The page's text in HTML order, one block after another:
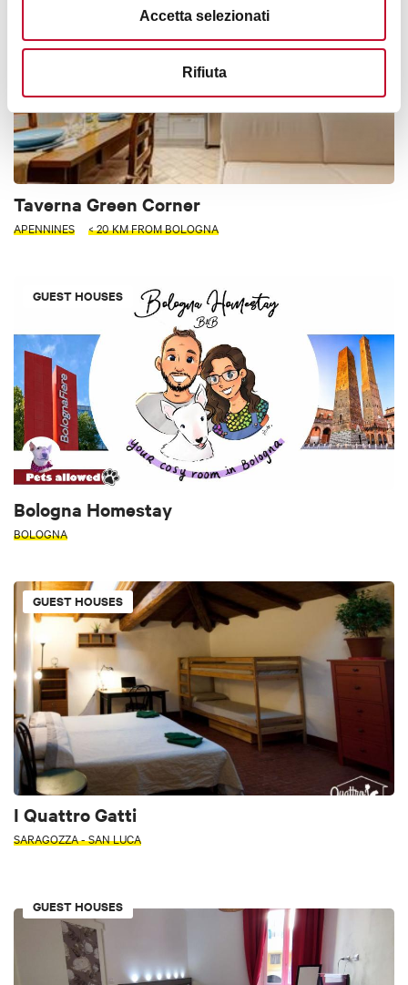
Accetta selezionati
Rifiuta
Taverna Green Corner
APENNINES < 20 KM FROM BOLOGNA
GUEST HOUSES
Bologna Homestay
BOLOGNA
GUEST HOUSES
I Quattro Gatti
SARAGOZZA - SAN LUCA
GUEST HOUSES